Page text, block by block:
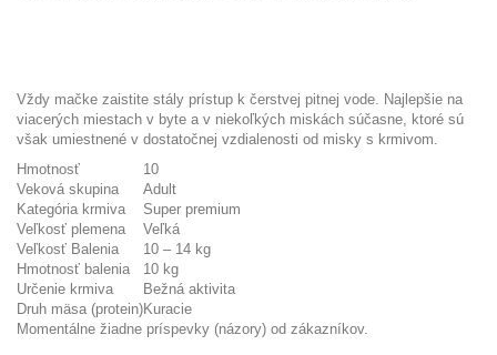
Vždy mačke zaistite stály prístup k čerstvej pitnej vode. Najlepšie na
viacerých miestach v byte a v niekoľkých miskách súčasne, ktoré sú
však umiestnené v dostatočnej vzdialenosti od misky s krmivom.
Hmotnosť
10
Veková skupina
Adult
Kategória krmiva
Super premium
Veľkosť plemena
Veľká
Veľkosť Balenia
10 – 14 kg
Hmotnosť balenia
10 kg
Určenie krmiva
Bežná aktivita
Druh mäsa (protein)Kuracie
Momentálne žiadne príspevky (názory) od zákazníkov.